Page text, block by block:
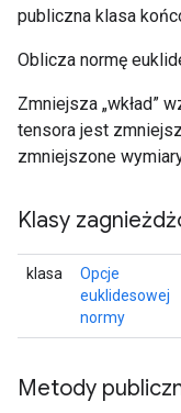
publiczna klasa
Oblicza normę
Zmniejsza „wkład”
tensora jest
zmniejszone
Klasy
klasa
Opcje
euklidesowej
normy
Metody